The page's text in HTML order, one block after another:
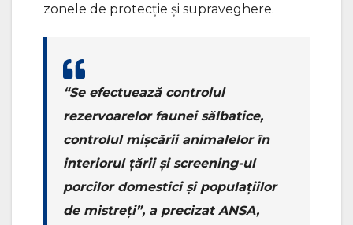
zonele de protecție și supraveghere.
“Se efectuează controlul
rezervoarelor faunei sălbatice,
controlul mișcării animalelor în
interiorul țării și screening-ul
porcilor domestici și populațiilor
de mistreți”, a precizat ANSA,